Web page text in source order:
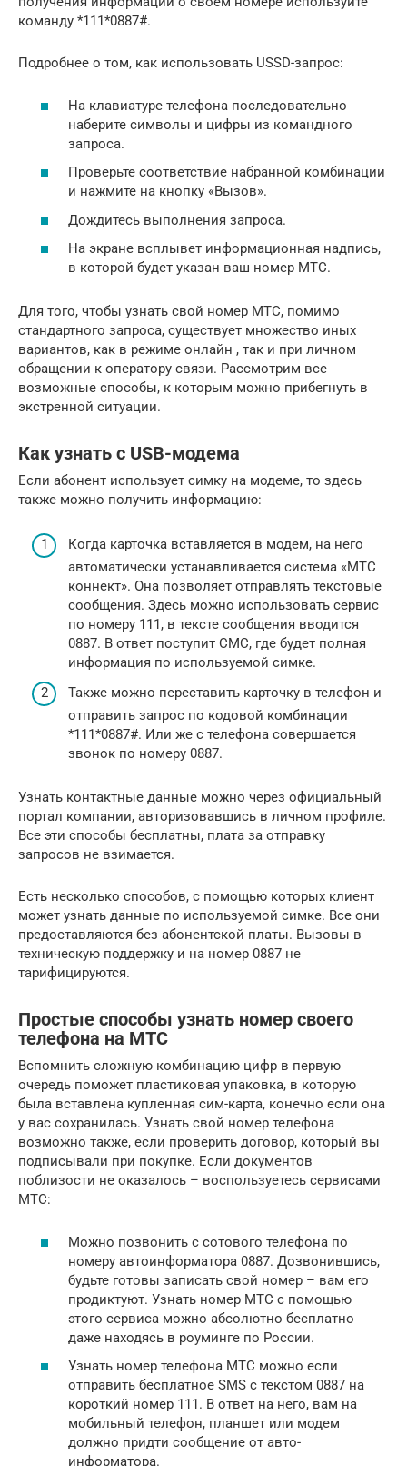
команду *111*0887#.
Подробнее о том, как использовать USSD-запрос:
На клавиатуре телефона последовательно
наберите символы и цифры из командного
запроса.
Проверьте соответствие набранной комбинации
и нажмите на кнопку «Вызов».
Дождитесь выполнения запроса.
На экране всплывет информационная надпись,
в которой будет указан ваш номер МТС.
Для того, чтобы узнать свой номер МТС, помимо
стандартного запроса, существует множество иных
вариантов, как в режиме онлайн , так и при личном
обращении к оператору связи. Рассмотрим все
возможные способы, к которым можно прибегнуть в
экстренной ситуации.
Как узнать с USB-модема
Если абонент использует симку на модеме, то здесь
также можно получить информацию:
Когда карточка вставляется в модем, на него
автоматически устанавливается система «МТС
коннект». Она позволяет отправлять текстовые
сообщения. Здесь можно использовать сервис
по номеру 111, в тексте сообщения вводится
0887. В ответ поступит СМС, где будет полная
информация по используемой симке.
Также можно переставить карточку в телефон и
отправить запрос по кодовой комбинации
*111*0887#. Или же с телефона совершается
звонок по номеру 0887.
Узнать контактные данные можно через официальный
портал компании, авторизовавшись в личном профиле.
Все эти способы бесплатны, плата за отправку
запросов не взимается.
Есть несколько способов, с помощью которых клиент
может узнать данные по используемой симке. Все они
предоставляются без абонентской платы. Вызовы в
техническую поддержку и на номер 0887 не
тарифицируются.
Простые способы узнать номер своего
телефона на МТС
Вспомнить сложную комбинацию цифр в первую
очередь поможет пластиковая упаковка, в которую
была вставлена купленная сим-карта, конечно если она
у вас сохранилась. Узнать свой номер телефона
возможно также, если проверить договор, который вы
подписывали при покупке. Если документов
поблизости не оказалось – воспользуетесь сервисами
МТС:
Можно позвонить с сотового телефона по
номеру автоинформатора 0887. Дозвонившись,
будьте готовы записать свой номер – вам его
продиктуют. Узнать номер МТС с помощью
этого сервиса можно абсолютно бесплатно
даже находясь в роуминге по России.
Узнать номер телефона МТС можно если
отправить бесплатное SMS с текстом 0887 на
короткий номер 111. В ответ на него, вам на
мобильный телефон, планшет или модем
должно придти сообщение от авто-
информатора.